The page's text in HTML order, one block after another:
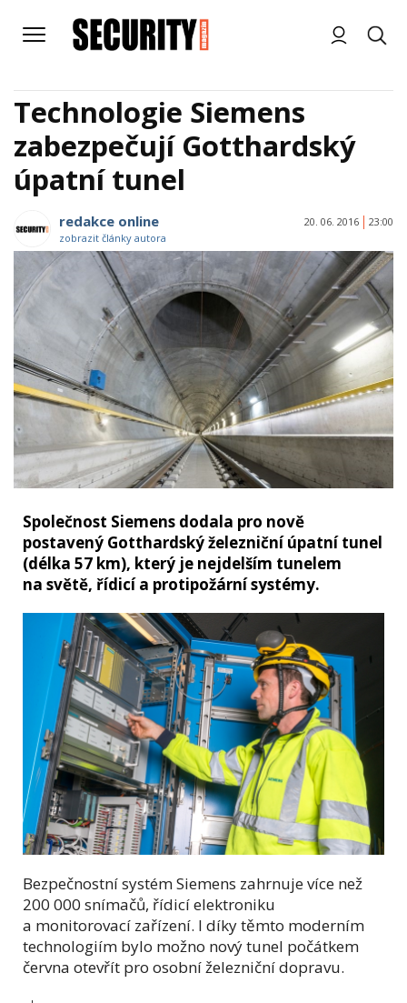
Technologie Siemens
zabezpečují Gotthardský
úpatní tunel
redakce online
zobrazit články autora
20. 06. 2016 23:00
Společnost Siemens dodala pro nově
postavený Gotthardský železniční úpatní tunel
(délka 57 km), který je nejdelším tunelem
na světě, řídicí a protipožární systémy.
Bezpečnostní systém Siemens zahrnuje více než
200 000 snímačů, řídicí elektroniku
a monitorovací zařízení. I díky těmto moderním
technologiím bylo možno nový tunel počátkem
června otevřít pro osobní železniční dopravu.